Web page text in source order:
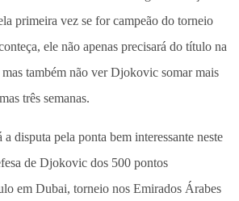
primeira vez se for campeão do torneio
ele não apenas precisará do título na
também não ver Djokovic somar mais
três semanas.
disputa pela ponta bem interessante neste
de Djokovic dos 500 pontos
em Dubai, torneio nos Emirados Árabes